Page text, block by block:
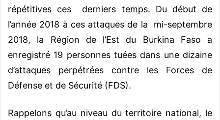
répétitives ces derniers temps. Du début de
l’année 2018 à ces attaques de la mi-septembre
2018, la Région de l’Est du Burkina Faso a
enregistré 19 personnes tuées dans une dizaine
d’attaques perpétrées contre les Forces de
Défense et de Sécurité (FDS).
Rappelons qu’au niveau du territoire national, le